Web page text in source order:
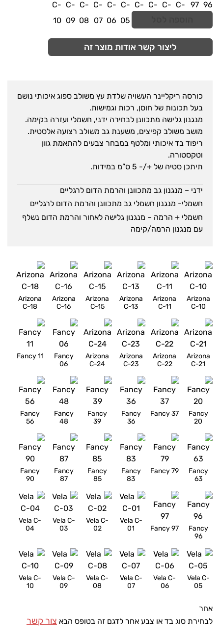
ליצור קשר אודות מוצר זה
כורסה ריקליינר העשויה שלדת עץ משולב ספוג איכותי נושם
בעל תכונות של חוסן, רכות וגמישות.
מנגנון גלישה מתכוונן לבחירה ידני, חשמלי ועזרה בקימה.
מושב משולב קפיצים, משענת גב משולב רצועה אלסטית.
ריפוד בד איכותי ומלטף במבחר צבעים להתאמת גוון
וטקסטורה.
תיתכן סטיה של +/- 5 ס”מ במידות.
ידני – מנגנון גב מתכוונן והרמת הדום לרגליים
חשמלי- מנגנון חשמלי גב מתכוונן והרמת הדום לרגליים
חשמלי + הרמה – מנגנון גלישה לאחור והרמת הדום נשלף
עם מנגנון הרמה/קימה
Arizona
C-10
Arizona
C-11
Arizona
C-13
Arizona
C-15
Arizona
C-16
Arizona
C-18
Arizona
C-21
Arizona
C-22
Arizona
C-23
Arizona
C-24
Fancy
06
Fancy 11
Fancy
20
Fancy 37
Fancy
36
Fancy
39
Fancy
48
Fancy
56
Fancy
63
Fancy 79
Fancy
83
Fancy
85
Fancy
87
Fancy
90
Fancy
96
Fancy 97
Vela C-
01
Vela C-
02
Vela C-
03
Vela C-
04
Vela C-
05
Vela C-
06
Vela C-
07
Vela C-
08
Vela C-
09
Vela C-
10
אחר
לבחירת סוג בד או צבע אחר לדגם זה בטופס הבא צור קשר